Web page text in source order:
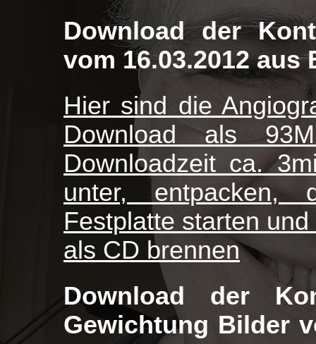
Download der
vom 16.03.2012
Hier sind die
Download als
Downloadzeit ca.
unter, entpacken,
Festplatte starten
als CD brennen
Download der
Gewichtung Bilder